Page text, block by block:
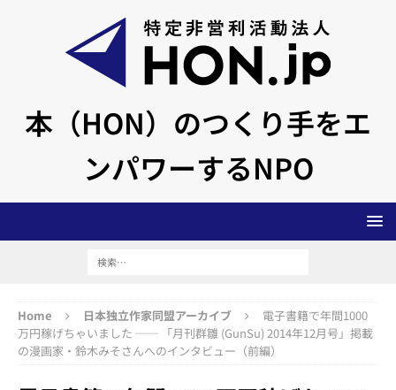
本（HON）のつくり手をエ
ンパワーするNPO
Home 日本独立作家同盟アーカイブ
電子書籍で年間1000
万円稼げちゃいました ── 「月刊群雛 (GunSu) 2014年12月号」掲載
の漫画家・鈴木みそさんへのインタビュー（前編）